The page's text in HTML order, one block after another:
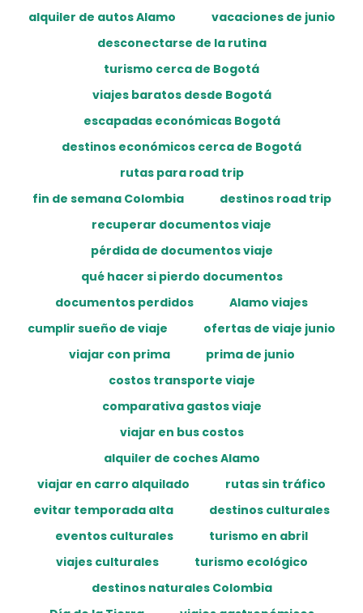
alquiler de autos Alamo
vacaciones de junio
desconectarse de la rutina
turismo cerca de Bogotá
viajes baratos desde Bogotá
escapadas económicas Bogotá
destinos económicos cerca de Bogotá
rutas para road trip
fin de semana Colombia
destinos road trip
recuperar documentos viaje
pérdida de documentos viaje
qué hacer si pierdo documentos
documentos perdidos
Alamo viajes
cumplir sueño de viaje
ofertas de viaje junio
viajar con prima
prima de junio
costos transporte viaje
comparativa gastos viaje
viajar en bus costos
alquiler de coches Alamo
viajar en carro alquilado
rutas sin tráfico
evitar temporada alta
destinos culturales
eventos culturales
turismo en abril
viajes culturales
turismo ecológico
destinos naturales Colombia